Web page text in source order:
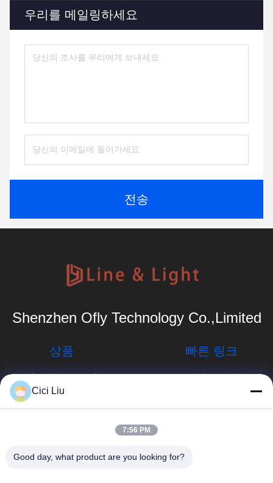
우리를 메일링하세요
전송
Shenzhen Ofly Technology Co.,Limited
상품
알루미늄은 프로필
을 이끌었습니다
오목한 LED 프로
info@oflyled.com
28227709
빠른 링크
회사 프로필
Cici Liu
7:56 PM
Good day, what product are you looking for?